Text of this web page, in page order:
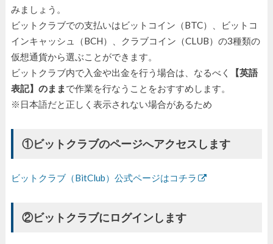
みましょう。
ビットクラブでの支払いはビットコイン（BTC）、ビットコ
インキャッシュ（BCH）、クラブコイン（CLUB）の3種類の
仮想通貨から選ぶことができます。
ビットクラブ内で入金や出金を行う場合は、なるべく
【英語
表記】のまま で作業を行なうことをおすすめします。
※日本語だと正しく表示されない場合があるため
①ビットクラブのページへアクセスします
ビットクラブ（BitClub）公式ページはコチラ
②ビットクラブにログインします